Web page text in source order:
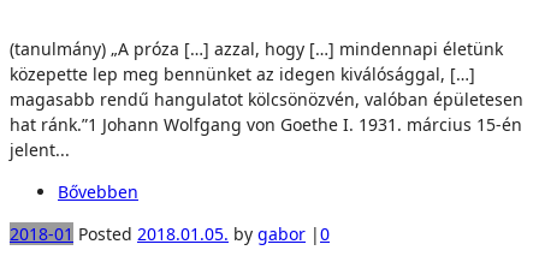
(tanulmány) „A próza […] azzal, hogy […] mindennapi életünk
közepette lep meg bennünket az idegen kiválósággal, […]
magasabb rendű hangulatot kölcsönözvén, valóban épületesen
hat ránk.”1 Johann Wolfgang von Goethe I. 1931. március 15-én
jelent...
Bővebben
2018-01 Posted 2018.01.05. by gabor |0